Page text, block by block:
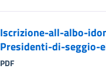
Iscrizione-all-albo-
Presidenti-di-seggio-
PDF